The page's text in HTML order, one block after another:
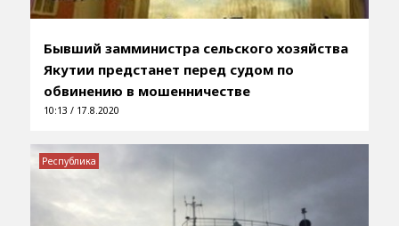
Бывший замминистра сельского хозяйства
Якутии предстанет перед судом по
обвинению в мошенничестве
10:13 / 17.8.2020
Республика